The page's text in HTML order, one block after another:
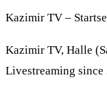
Kazimir TV –
Kazimir TV, Halle
Livestreaming